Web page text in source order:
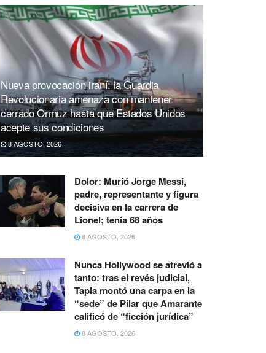
Nueva provocación iraní: la Guardia
Revolucionaria amenaza con mantener
cerrado Ormuz hasta que Estados Unidos
acepte sus condiciones
8 AGOSTO, 2026
Dolor: Murió Jorge Messi,
padre, representante y figura
decisiva en la carrera de
Lionel; tenía 68 años
8 AGOSTO, 2026
Nunca Hollywood se atrevió a
tanto: tras el revés judicial,
Tapia montó una carpa en la
“sede” de Pilar que Amarante
calificó de “ficción jurídica”
8 AGOSTO, 2026